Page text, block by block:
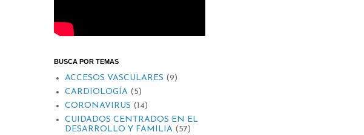
BUSCA POR TEMAS
ACCESOS VASCULARES (9)
CARDIOLOGÍA (5)
CORONAVIRUS (14)
CUIDADOS CENTRADOS EN EL
DESARROLLO Y FAMILIA (57)